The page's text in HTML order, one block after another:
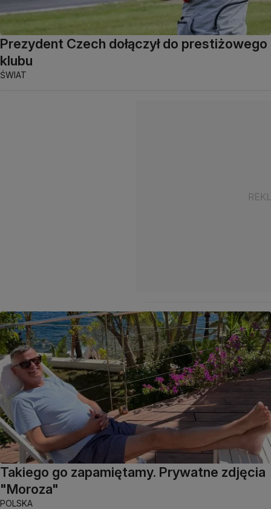
Prezydent Czech dołączył do prestiżowego
klubu
ŚWIAT
Takiego go zapamiętamy. Prywatne zdjęcia
"Moroza"
POLSKA